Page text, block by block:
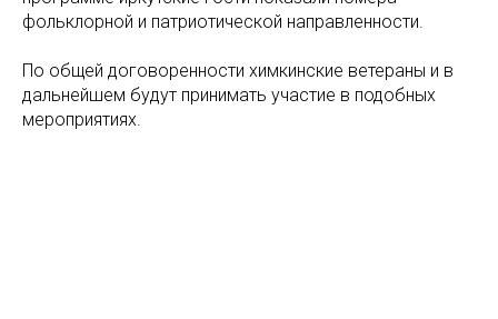
фольклорной и патриотической направленности.
По общей договоренности химкинские ветераны и в
дальнейшем будут принимать участие в подобных
мероприятиях.